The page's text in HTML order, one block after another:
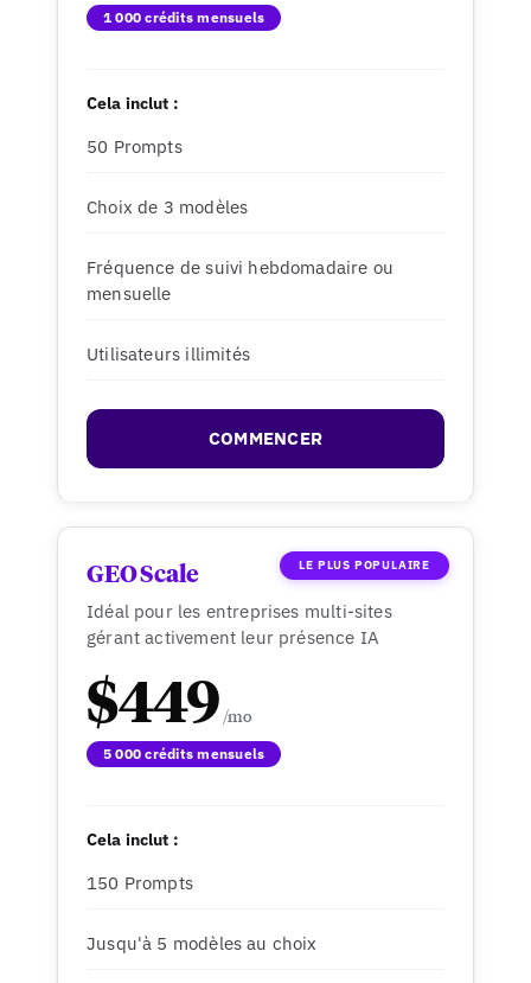
1 000 crédits mensuels
Cela inclut :
50 Prompts
Choix de 3 modèles
Fréquence de suivi hebdomadaire ou
mensuelle
Utilisateurs illimités
COMMENCER
LE PLUS POPULAIRE
GEO Scale
Idéal pour les entreprises multi-sites
gérant activement leur présence IA
$449
5 000 crédits mensuels
Cela inclut :
150 Prompts
Jusqu'à 5 modèles au choix